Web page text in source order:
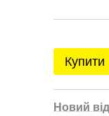
Купити
Новий